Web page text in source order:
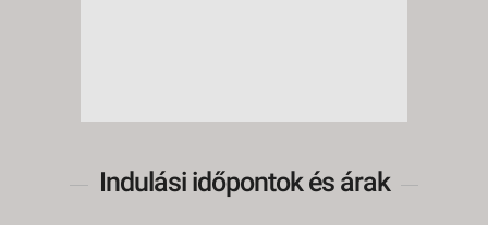
Indulási időpontok és árak